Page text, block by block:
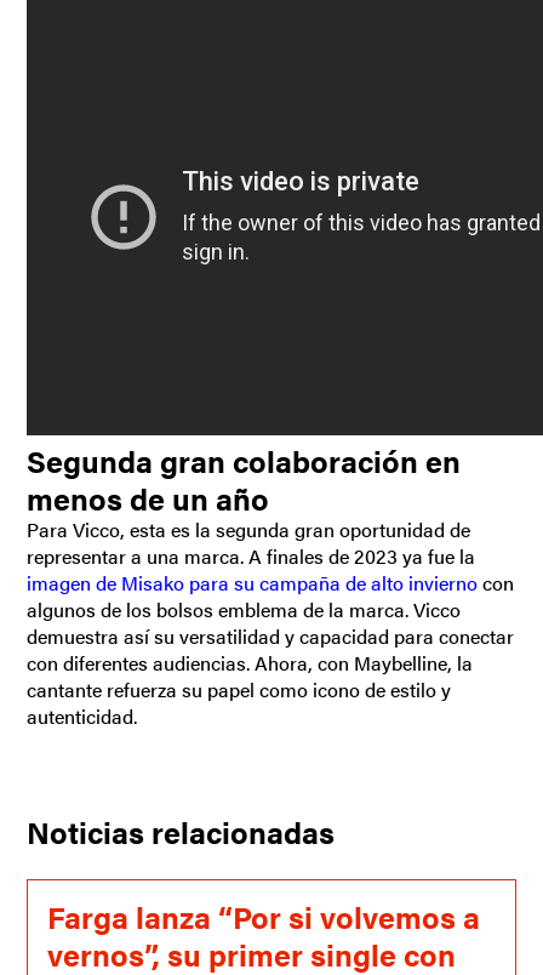
Segunda gran colaboración en
menos de un año
Para Vicco, esta es la segunda gran oportunidad de
representar a una marca. A finales de 2023 ya fue la
imagen de Misako para su campaña de alto inviernocon
algunos de los bolsos emblema de la marca. Vicco
demuestra así su versatilidad y capacidad para conectar
con diferentes audiencias. Ahora, con Maybelline, la
cantante refuerza su papel como icono de estilo y
autenticidad.
Noticias relacionadas
Farga lanza “Por si volvemos a
vernos”, su primer single con